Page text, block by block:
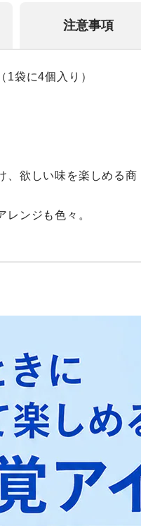
注意事項
1袋に4個入り）
、欲しい味を楽しめる商
ンジも色々。